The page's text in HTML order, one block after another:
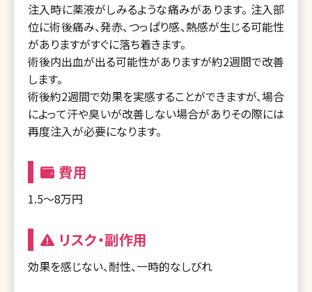
注入時に薬液がしみるような痛みがあります。 注入部
位に術後痛み、発赤、つっぱり感、熱感が生じる可能性
がありますがすぐに落ち着きます。
術後内出血が出る可能性がありますが約2週間で改善
します。
術後約2週間で効果を実感することができますが、場合
によって汗や臭いが改善しない場合がありその際には
再度注入が必要になります。
費用
1.5～8万円
リスク・副作用
効果を感じない、耐性、一時的なしびれ